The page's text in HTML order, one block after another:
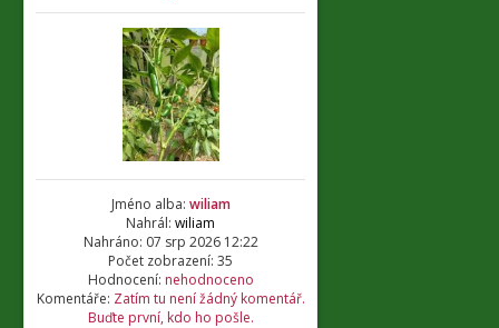
Jméno alba: wiliam
Nahrál: wiliam
Nahráno: 07 srp 2026 12:22
Počet zobrazení: 35
Hodnocení: nehodnoceno
Komentáře: Zatím tu není žádný komentář.
Buďte první, kdo ho pošle.